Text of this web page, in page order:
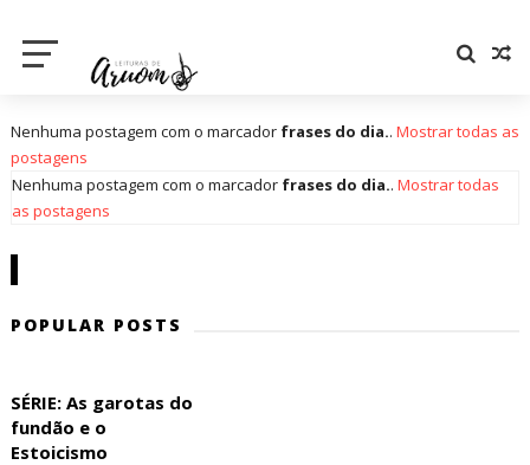
Nenhuma postagem com o marcador frases do dia.. Mostrar todas as
postagens
Nenhuma postagem com o marcador frases do dia.. Mostrar todas
as postagens
POPULAR POSTS
SÉRIE: As garotas do
fundão e o
Estoicismo